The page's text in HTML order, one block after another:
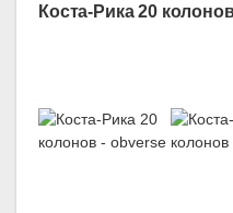
Коста-Рика 20